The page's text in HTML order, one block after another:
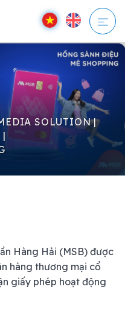
SOLUTION|
|
Hàng Hải (MSB) được
hàng thương mại cổ
giấy phép hoạt động